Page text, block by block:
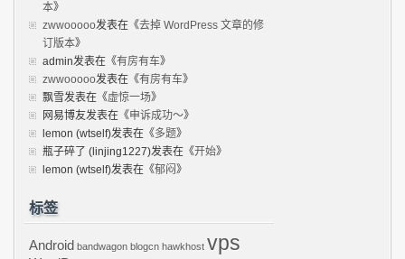
本》
zwwooooo发表在《去掉 WordPress 文章的修
订版本》
admin发表在《有房有车》
zwwooooo发表在《有房有车》
飘雪发表在《虚惊一场》
网易博友发表在《申诉成功～》
lemon (wtself)发表在《多题》
瓶子碎了 (linjing1227)发表在《开始》
lemon (wtself)发表在《郁闷》
标签
Android bandwagon blogcn hawkhost vps